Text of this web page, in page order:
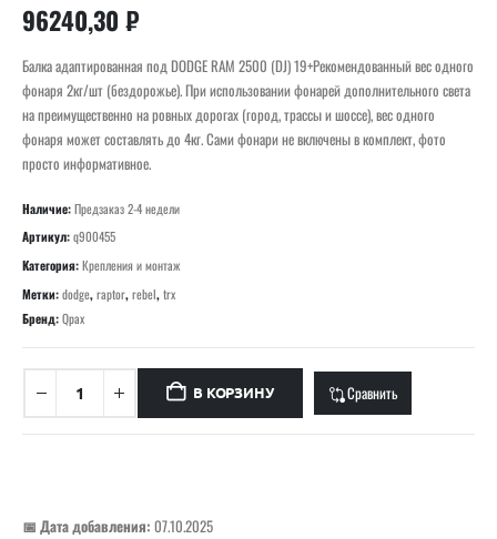
96240,30 ₽
Балка адаптированная под DODGE RAM 2500 (DJ) 19+Рекомендованный вес одного
фонаря 2кг/шт (бездорожье). При использовании фонарей дополнительного света
на преимущественно на ровных дорогах (город, трассы и шоссе), вес одного
фонаря может составлять до 4кг. Сами фонари не включены в комплект, фото
просто информативное.
Наличие:Предзаказ 2-4 недели
Артикул:q900455
Категория:Крепления и монтаж
Метки:dodge,raptor,rebel,trx
Бренд:Qpax
В КОРЗИНУ Сравнить
📅 Дата добавления: 07.10.2025